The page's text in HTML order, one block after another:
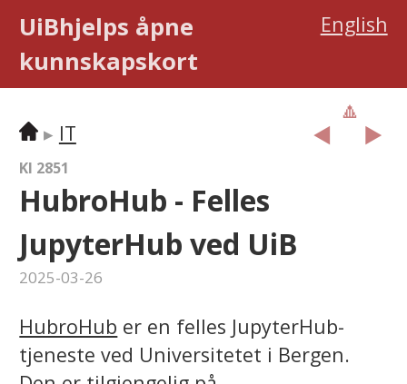
English
UiBhjelps åpne
kunnskaps­kort
IT ︎◀️
🔼
▶️
KI 2851
HubroHub - Felles
JupyterHub ved UiB
2025-03-26
HubroHub er en felles JupyterHub-
tjeneste ved Universitetet i Bergen.